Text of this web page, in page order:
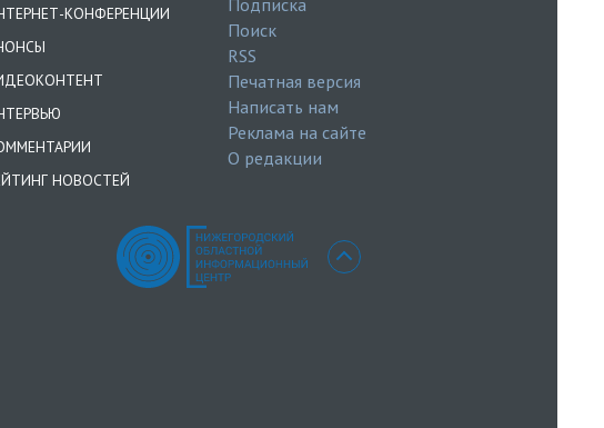
КОНФЕРЕНЦИИ
НОВОСТЕЙ
Подписка
Поиск
RSS
Печатная версия
Написать нам
Реклама на сайте
О редакции